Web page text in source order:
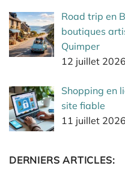
Road trip en
boutiques
Quimper
12 juillet 2026
Shopping en
site fiable
11 juillet 2026
DERNIERS ARTICLES: